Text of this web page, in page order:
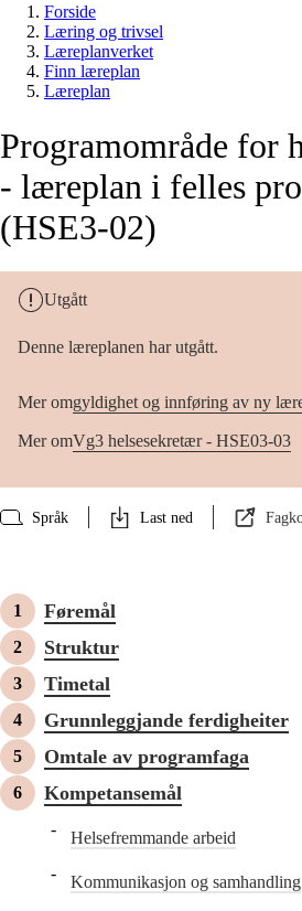
Forside
Læring og trivsel
Læreplanverket
Finn læreplan
Læreplan
Programområde for
- læreplan i felles
(HSE3-02)
Utgått
Denne læreplanen har utgått.
Mer omgyldighet og innføring av ny
Mer omVg3 helsesekretær - HSE03-03
Språk Last ned
Føremål
Struktur
Timetal
Grunnleggjande ferdigheiter
Omtale av programfaga
Kompetansemål
Helsefremmande arbeid
Kommunikasjon og samhandling